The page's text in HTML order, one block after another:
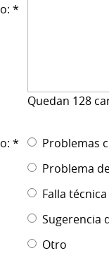
*
Quedan 128
*
Problemas
Problema
Falla técnica
Sugerencia
Otro